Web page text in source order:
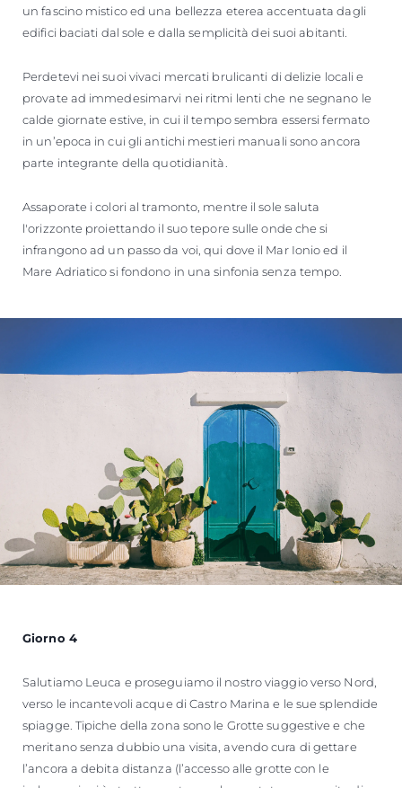
un fascino mistico ed una bellezza eterea accentuata dagli
edifici baciati dal sole e dalla semplicità dei suoi abitanti.
Perdetevi nei suoi vivaci mercati brulicanti di delizie locali e
provate ad immedesimarvi nei ritmi lenti che ne segnano le
calde giornate estive, in cui il tempo sembra essersi fermato
in un’epoca in cui gli antichi mestieri manuali sono ancora
parte integrante della quotidianità.
Assaporate i colori al tramonto, mentre il sole saluta
l'orizzonte proiettando il suo tepore sulle onde che si
infrangono ad un passo da voi, qui dove il Mar Ionio ed il
Mare Adriatico si fondono in una sinfonia senza tempo.
Giorno 4
Salutiamo Leuca e proseguiamo il nostro viaggio verso Nord,
verso le incantevoli acque di Castro Marina e le sue splendide
spiagge. Tipiche della zona sono le Grotte suggestive e che
meritano senza dubbio una visita, avendo cura di gettare
l’ancora a debita distanza (l’accesso alle grotte con le